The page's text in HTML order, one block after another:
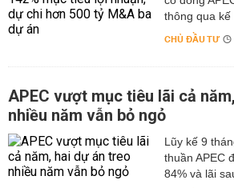
thông qua kế
CHỦ ĐẦU TƯ
APEC vượt mục tiêu lãi cả
nhiều năm vẫn bỏ ngỏ
Lũy kế 9
thuần APEC
84% và lãi